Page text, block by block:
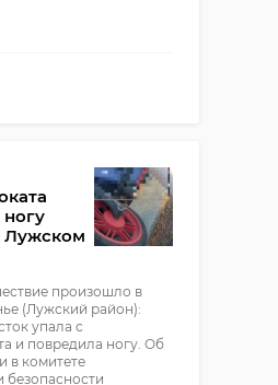
ногу
Лужском
произошло в
(Лужский район):
упала с
и повредила ногу. Об
в комитете
безопасности